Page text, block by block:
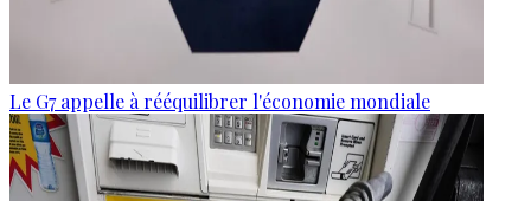
Le G7 appelle à rééquilibrer l'économie mondiale